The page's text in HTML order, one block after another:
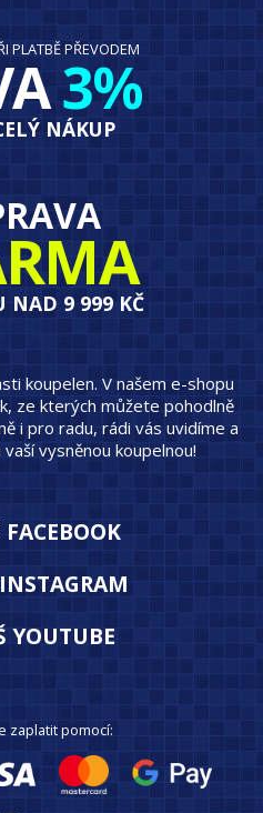
PLATBĚ PŘEVODEM
3%
NÁKUP
NAD 9 999 KČ
koupelen. V našem e-shopu
ze kterých můžete pohodlně
i pro radu, rádi vás uvidíme a
vysněnou koupelnou!
FACEBOOK
YOUTUBE
zaplatit pomocí: